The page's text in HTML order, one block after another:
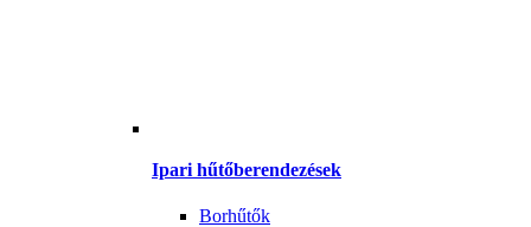
Ipari hűtőberendezések
Borhűtők